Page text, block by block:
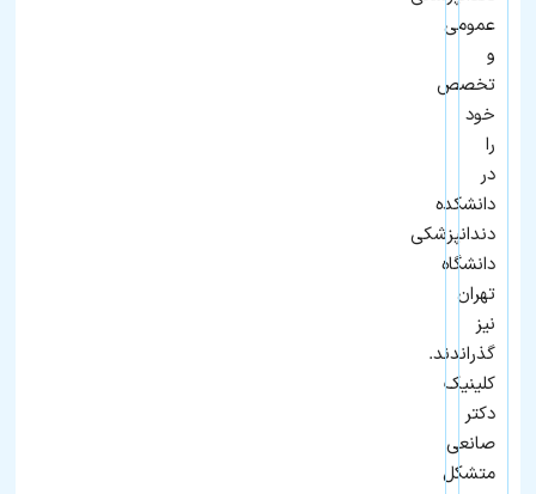
عمومی
و
تخصص
خود
را
در
دانشکده
دندانپزشکی
دانشگاه
تهران
نیز
گذراندند.
کلینیک
دکتر
صانعی
متشکل